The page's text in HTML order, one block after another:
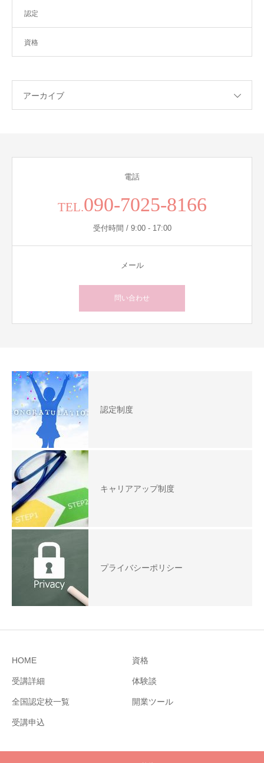
認定
資格
アーカイブ
電話
TEL.090-7025-8166
受付時間 / 9:00 - 17:00
メール
問い合わせ
認定制度
キャリアアップ制度
プライバシーポリシー
HOME 資格
受講詳細 体験談
全国認定校一覧 開業ツール
受講申込